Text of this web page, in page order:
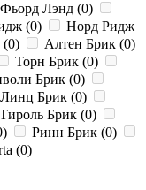
Фьорд Лэнд (0)
(0)
Норд Ридж
(0) Алтен Брик (0)
Торн Брик (0)
Брик (0)
Линц Брик (0)
Тироль Брик (0)
) Ринн Брик (0)
(0)